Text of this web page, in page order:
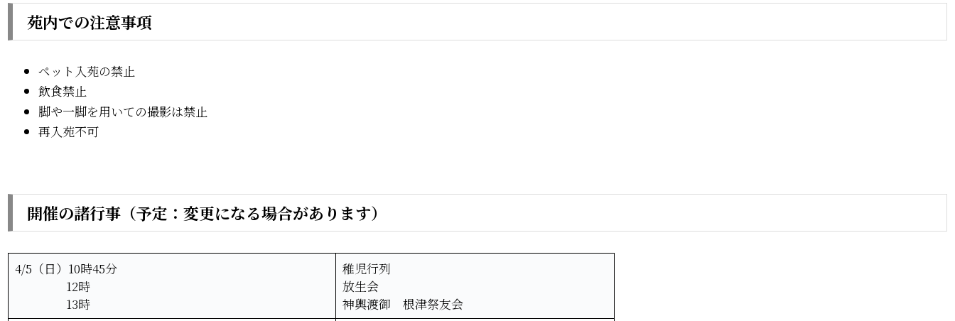
苑内での注意事項
ペット入苑の禁止
飲食禁止
脚や一脚を用いての撮影は禁止
再入苑不可
開催の諸行事（予定：変更になる場合があります）
4/5（日）10時45分
12時
13時
稚児行列
放生会
神輿渡御 根津祭友会